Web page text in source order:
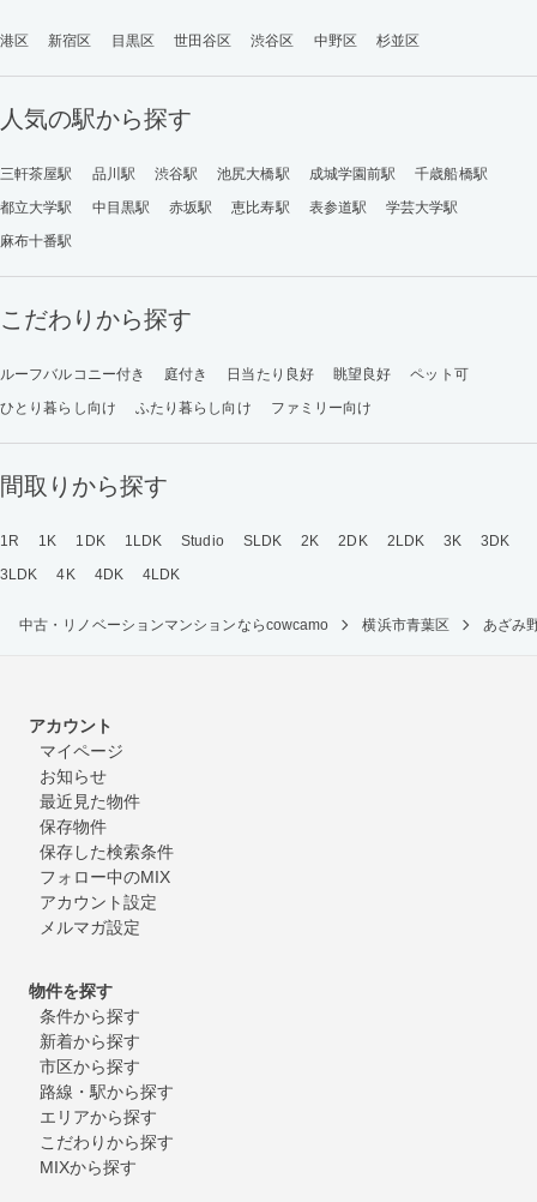
港区 新宿区 目黒区 世田谷区 渋谷区 中野区 杉並区
人気の駅から探す
三軒茶屋駅 品川駅 渋谷駅 池尻大橋駅 成城学園前駅
千歳船橋駅
都立大学駅
中目黒駅 赤坂駅 恵比寿駅 表参道駅
学芸大学駅
麻布十番駅
こだわりから探す
ルーフバルコニー付き 庭付き 日当たり良好 眺望良好
ペット可
ひとり暮らし向け
ふたり暮らし向け ファミリー向け
間取りから探す
1R 1K 1DK 1LDK Studio SLDK 2K 2DK 2LDK 3K
3DK
3LDK
4K 4DK 4LDK
中古・リノベーションマンションならcowcamo 横浜市青葉区 あざみ
アカウント
マイページ
お知らせ
最近見た物件
保存物件
保存した検索条件
フォロー中のMIX
アカウント設定
メルマガ設定
物件を探す
条件から探す
新着から探す
市区から探す
路線・駅から探す
エリアから探す
こだわりから探す
MIXから探す